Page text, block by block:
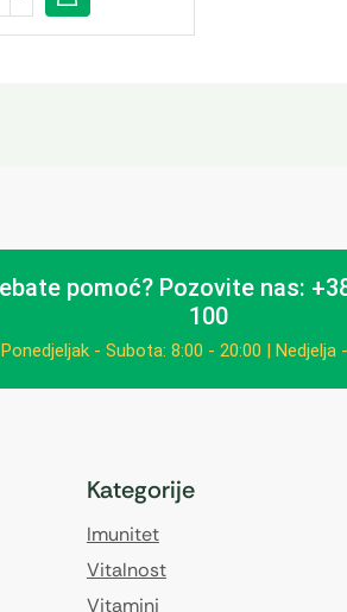
pomoć?Pozovite nas:
100
Ponedjeljak - Subota: 8:00 - 20:00 | Nedjelja
Kategorije
Imunitet
Vitalnost
Vitamini